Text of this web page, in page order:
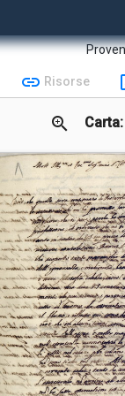
link Risorse
zoom_in